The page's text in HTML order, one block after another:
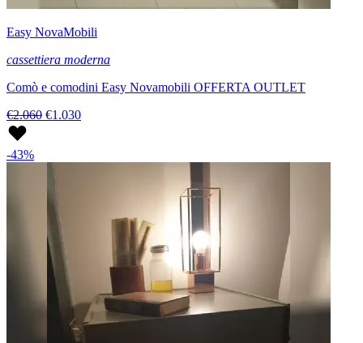
Easy NovaMobili
cassettiera moderna
Comò e comodini Easy Novamobili OFFERTA OUTLET
€2.060 €1.030
-43%